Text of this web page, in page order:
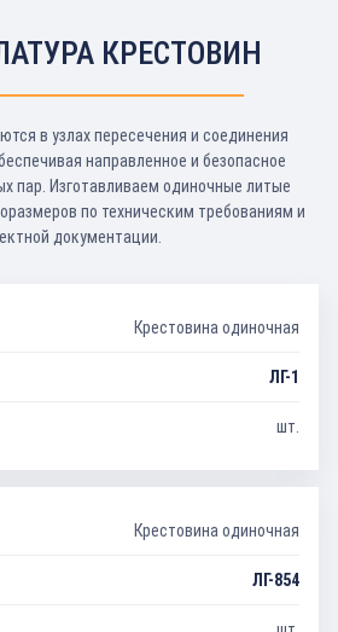
КРЕСТОВИН
в узлах пересечения и соединения
направленное и безопасное
пар. Изготавливаем одиночные литые
по техническим требованиям и
документации.
Крестовина одиночная
ЛГ-1
шт.
Крестовина одиночная
ЛГ-854